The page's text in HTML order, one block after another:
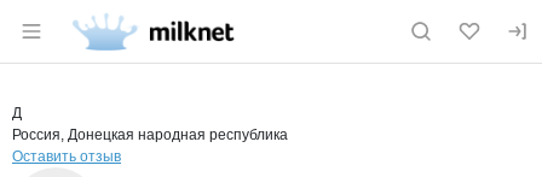
Раздел навигации по сайту milknet.ru
Страница компании
Страница компании
Краткая информация о компании
Д
Россия, Донецкая народная республика
Оставить отзыв